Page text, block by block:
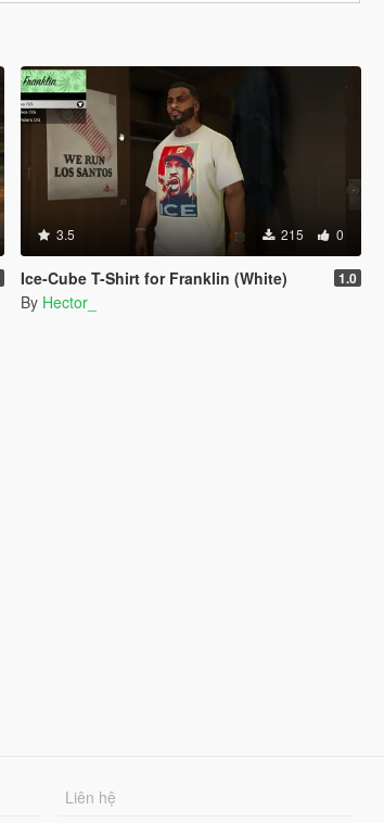
3.5 215 0
Ice-Cube T-Shirt for Franklin (White) 1.0
By Hector_
Liên hệ